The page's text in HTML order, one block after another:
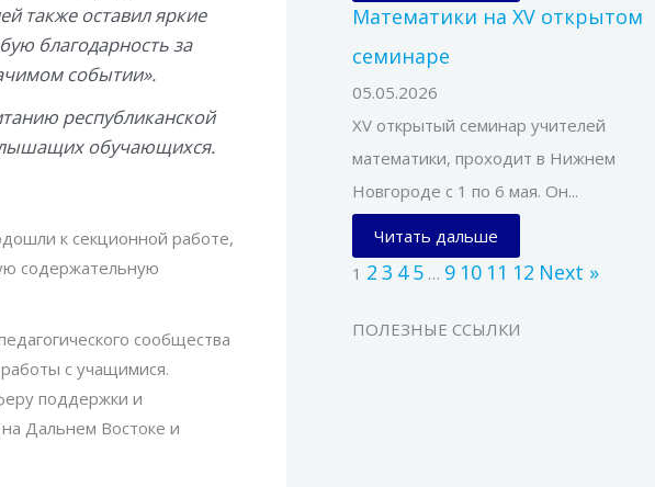
также оставил яркие
благодарность за
событии».
республиканской
обучающихся.
к секционной работе,
содержательную
сообщества
с учащимися.
поддержки и
Дальнем Востоке и
Математики на XV открытом
семинаре
05.05.2026
XV открытый семинар учителей
математики, проходит в Нижнем
Новгороде с 1 по 6 мая. Он...
Читать дальше
1 2 3 4 5 … 9 10 11 12 Next »
ПОЛЕЗНЫЕ ССЫЛКИ